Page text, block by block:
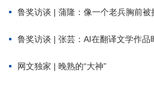
鲁奖访谈 | 蒲隆：像一个老兵胸前被
鲁奖访谈 | 张芸：AI在翻译文学作品
网文独家 | 晚熟的“大神”